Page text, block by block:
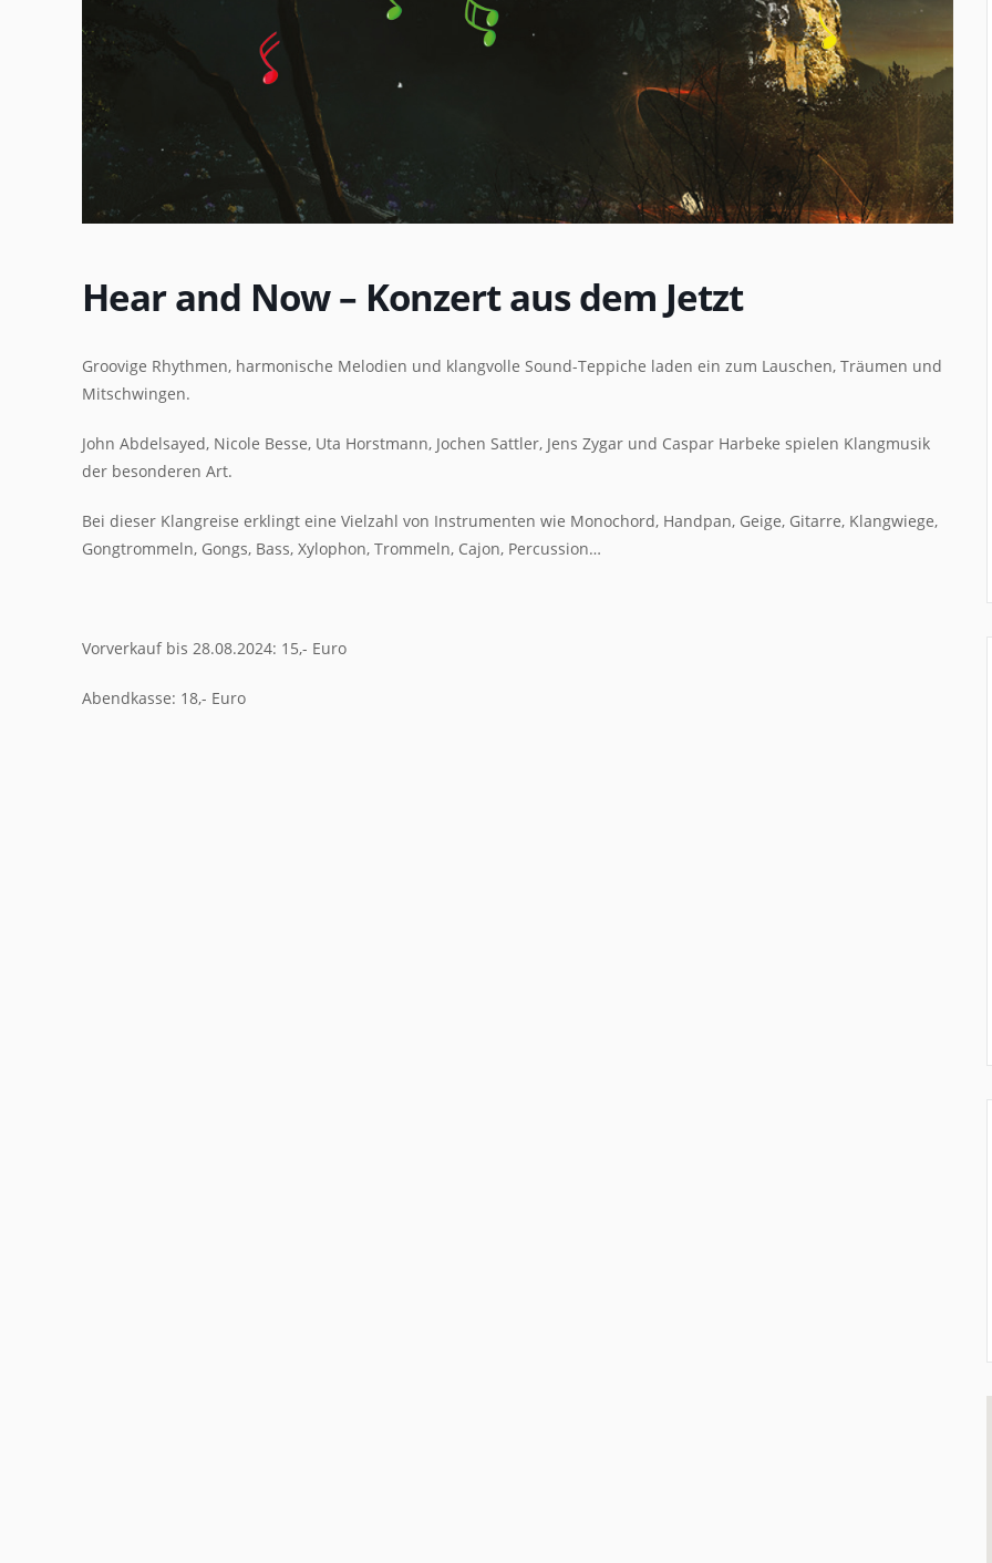
Hear and Now – Konzert aus dem Jetzt
Groovige Rhythmen, harmonische Melodien und klangvolle Sound-Teppiche laden ein zum Lauschen, Träumen und
Mitschwingen.
John Abdelsayed, Nicole Besse, Uta Horstmann, Jochen Sattler, Jens Zygar und Caspar Harbeke spielen Klangmusik
der besonderen Art.
Bei dieser Klangreise erklingt eine Vielzahl von Instrumenten wie Monochord, Handpan, Geige, Gitarre, Klangwiege,
Gongtrommeln, Gongs, Bass, Xylophon, Trommeln, Cajon, Percussion…
Vorverkauf bis 28.08.2024: 15,- Euro
Abendkasse: 18,- Euro